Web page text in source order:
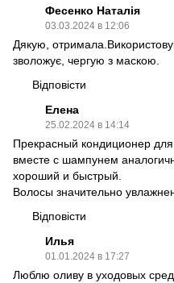
Фесенко Наталія
03.03.2024 в 12:06
Дякую,
зволожує, чергую з маскою.
Відповісти
Елена
25.02.2024 в 14:14
Прекрасный кондиционер
вместе с шампунем
хороший и быстрый.
Волосы значительно
Відповісти
Илья
01.01.2024 в 17:27
Люблю оливу в уходовых